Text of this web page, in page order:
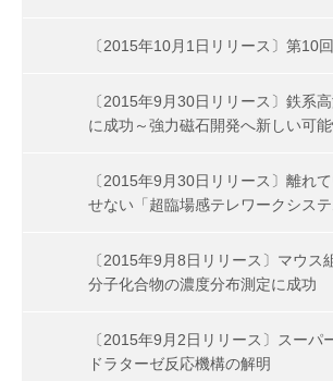
〔2015年10月1日リリース〕第10
〔2015年9月30日リリース〕鉄系
に成功～強力磁石開発へ新しい可能
〔2015年9月30日リリース〕離れ
せない「超臨場感テレワークシス
〔2015年9月8日リリース〕マウス
分子化合物の濃度分布測定に成功
〔2015年9月2日リリース〕スーパ
ドラターゼ反応機構の解明